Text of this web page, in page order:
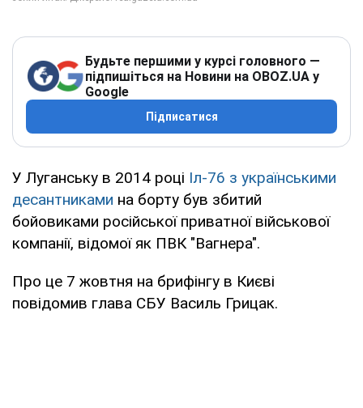
Будьте першими у курсі головного —
підпишіться на Новини на OBOZ.UA у
Google
Підписатися
У Луганську в 2014 році Іл-76 з українськими
десантниками на борту був збитий
бойовиками російської приватної військової
компанії, відомої як ПВК "Вагнера".
Про це 7 жовтня на брифінгу в Києві
повідомив глава СБУ Василь Грицак.